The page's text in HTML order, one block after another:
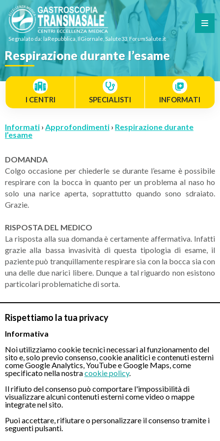
Rispettiamo la tua privacy
Informativa
Noi utilizziamo cookie tecnici necessari al funzionamento del
sito e, solo previo consenso, cookie analitici e contenuti esterni
come Google Analytics, YouTube e Google Maps, come
specificato nella nostracookie policy.
Il rifiuto del consenso può comportare l'impossibilità di
visualizzare alcuni contenuti esterni come video o mappe
integrate nel sito.
Puoi accettare, rifiutare o personalizzare il consenso tramite i
seguenti pulsanti.
Segnalato da: laRepubblica, IlGiornale, Salute33, ForumSalute.it
Respirazione durante l’esame
I CENTRI SPECIALISTI INFORMATI
Informati › Approfondimenti › Respirazione durante
l’esame
DOMANDA
Colgo occasione per chiederle se durante l’esame è possibile
respirare con la bocca in quanto per un problema al naso ho
solo una narice aperta, soprattutto quando sono sdraiato.
Grazie.
RISPOSTA DEL MEDICO
La risposta alla sua domanda è certamente affermativa. Infatti
grazie alla bassa invasività di questa tipologia di esame, il
paziente può tranquillamente respirare sia con la bocca sia con
una delle due narici libere. Dunque a tal riguardo non esistono
particolari problematiche di sorta.
Chiamaci
Servizio disponibile dal Lunedì al Sabato dalle ore 9:00 alle ore 18:00.